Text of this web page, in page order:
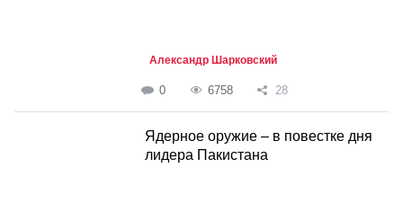
Александр Шарковский
0 6758 28
Ядерное оружие – в повестке дня
лидера Пакистана